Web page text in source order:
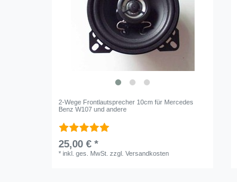
2-Wege Frontlautsprecher 10cm für Mercedes
Benz W107 und andere
25,00 € *
*inkl. ges. MwSt. zzgl.Versandkosten